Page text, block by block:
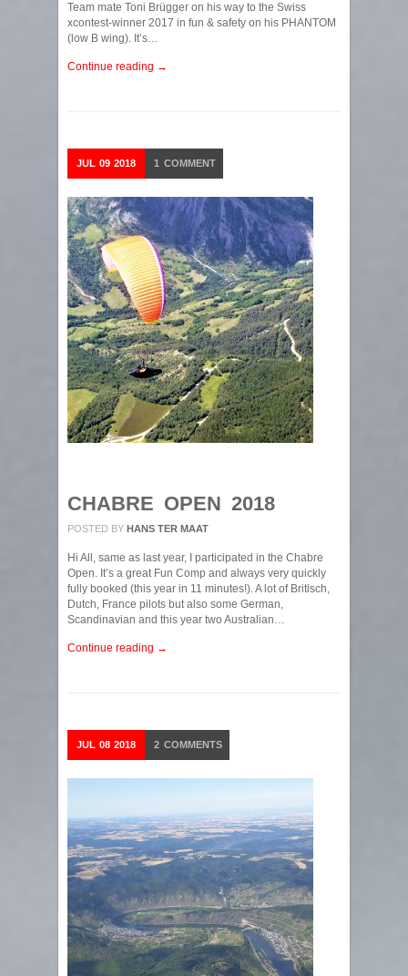
Team mate Toni Brügger on his way to the Swiss
xcontest-winner 2017 in fun & safety on his PHANTOM
(low B wing). It’s…
Continue reading →
JUL 09 2018 1 COMMENT
CHABRE OPEN 2018
POSTED BY HANS TER MAAT
Hi All, same as last year, I participated in the Chabre
Open. It’s a great Fun Comp and always very quickly
fully booked (this year in 11 minutes!). A lot of Britisch,
Dutch, France pilots but also some German,
Scandinavian and this year two Australian…
Continue reading →
JUL 08 2018 2 COMMENTS